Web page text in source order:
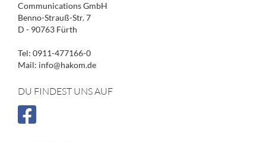
Communications GmbH
Benno-Strauß-Str. 7
D - 90763 Fürth
Tel: 0911-477166-0
Mail: info@hakom.de
DU FINDEST UNS AUF